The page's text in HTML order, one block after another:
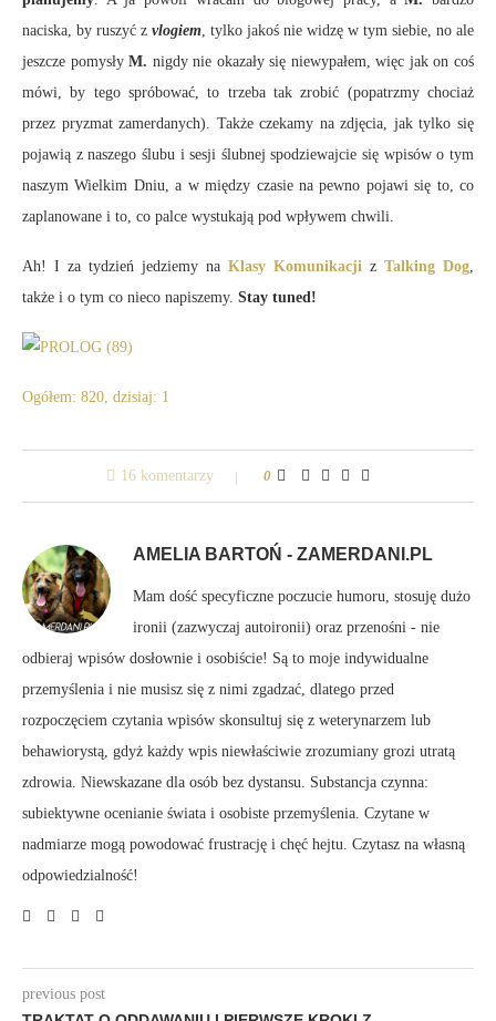
naciska, by ruszyć z vlogiem, tylko jakoś nie widzę w tym siebie, no ale
jeszcze pomysłyM. nigdy nie okazały się niewypałem, więc jak on coś
mówi, by tego spróbować, to trzeba tak zrobić (popatrzmy chociaż
przez pryzmat zamerdanych). Także czekamy na zdjęcia, jak tylko się
pojawią z naszego ślubu i sesji ślubnej spodziewajcie się wpisów o tym
naszym Wielkim Dniu, a w między czasie na pewno pojawi się to, co
zaplanowane i to, co palce wystukają pod wpływem chwili.
Ah! I za tydzień jedziemy na Klasy Komunikacji z Talking Dog,
także i o tym co nieco napiszemy. Stay tuned!
Ogółem: 820, dzisiaj: 1
16 komentarzy 0
AMELIA BARTOŃ - ZAMERDANI.PL
Mam dość specyficzne poczucie humoru, stosuję dużo
ironii (zazwyczaj autoironii) oraz przenośni - nie
odbieraj wpisów dosłownie i osobiście! Są to moje indywidualne
przemyślenia i nie musisz się z nimi zgadzać, dlatego przed
rozpoczęciem czytania wpisów skonsultuj się z weterynarzem lub
behawiorystą, gdyż każdy wpis niewłaściwie zrozumiany grozi utratą
zdrowia. Niewskazane dla osób bez dystansu. Substancja czynna:
subiektywne ocenianie świata i osobiste przemyślenia. Czytane w
nadmiarze mogą powodować frustrację i chęć hejtu. Czytasz na własną
odpowiedzialność!
previous post